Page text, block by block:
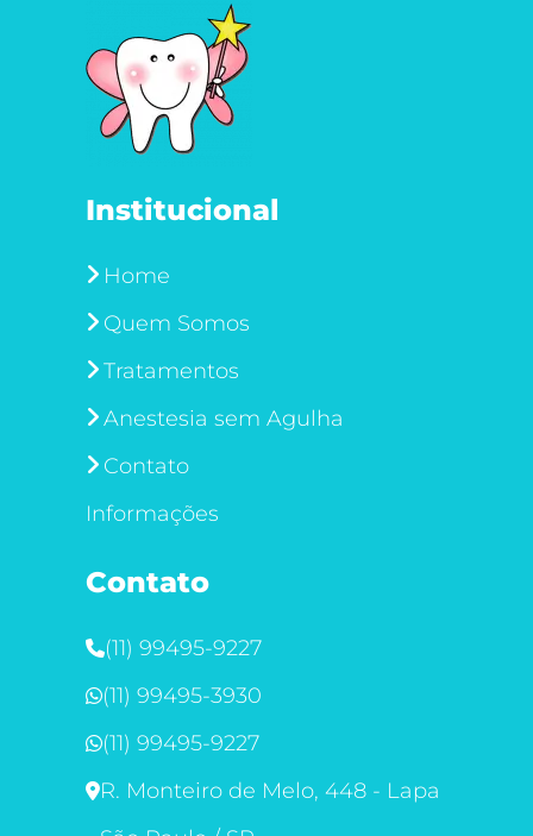
Institucional
Home
Quem Somos
Tratamentos
Anestesia sem Agulha
Contato
Informações
Contato
(11) 99495-9227
(11) 99495-3930
(11) 99495-9227
R. Monteiro de Melo, 448 - Lapa